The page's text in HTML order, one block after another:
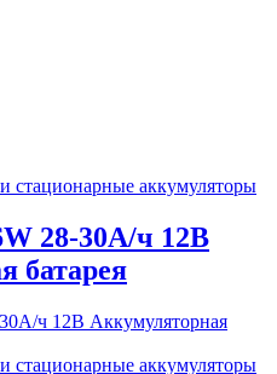
стационарные аккумуляторы
28-30А/ч 12В
батарея
стационарные аккумуляторы